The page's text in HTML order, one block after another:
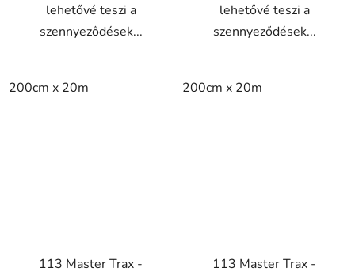
lehetővé teszi a
szennyeződések...
200cm x 20m
lehetővé teszi a
szennyeződések...
200cm x 20m
113 Master Trax -
113 Master Trax -